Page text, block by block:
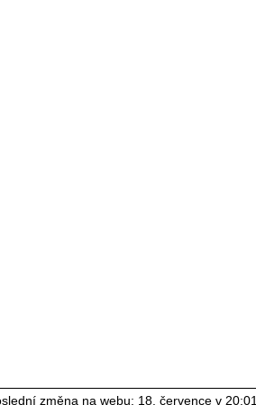
změna na webu: 18. července v 20:01